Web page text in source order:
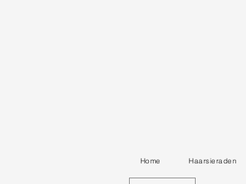
Home Haarsieraden